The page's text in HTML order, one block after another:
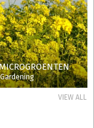
VIEW ALL